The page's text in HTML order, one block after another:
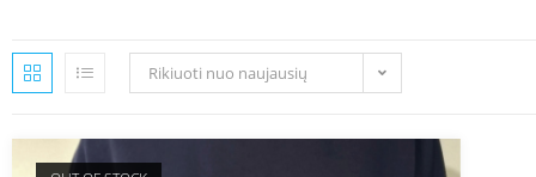
Rikiuoti nuo naujausių